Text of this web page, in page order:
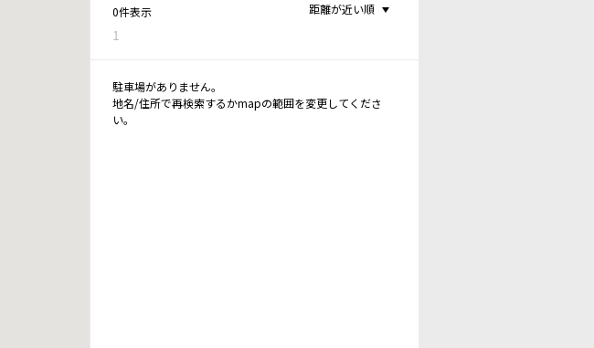
0件表示
1
距離が近い順
駐車場がありません。
地名/住所で再検索するかmapの範囲を変更してくださ
い。